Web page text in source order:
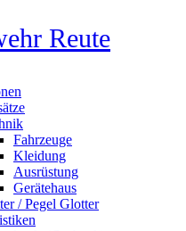
Reute
Fahrzeuge
Kleidung
Ausrüstung
Gerätehaus
/ Pegel Glotter